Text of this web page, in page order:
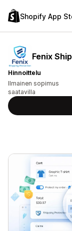
Shopify App
Fenix
Hinnoittelu
Ilmainen sopimus
saatavilla